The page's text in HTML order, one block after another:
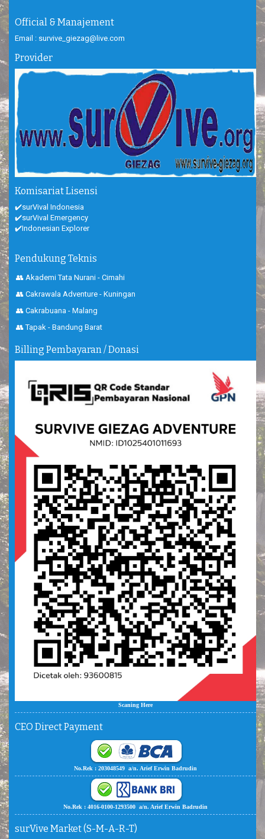
Official & Manajement
Email : survive_giezag@live.com
Provider
Komisariat Lisensi
✔️surVival Indonesia
✔️surVival Emergency
✔️Indonesian Explorer
Pendukung Teknis
👥 Akademi Tata Nurani - Cimahi
👥 Cakrawala Adventure - Kuningan
👥 Cakrabuana - Malang
👥 Tapak - Bandung Barat
Billing Pembayaran / Donasi
Scaning Here
CEO Direct Payment
No.Rek : 203048549 a/n. Arief Erwin Badrudin
No.Rek : 4016-0100-1293500 a/n. Arief Erwin Badrudin
surVive Market (S-M-A-R-T)